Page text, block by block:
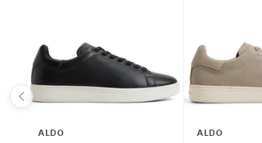
ALDO ALDO